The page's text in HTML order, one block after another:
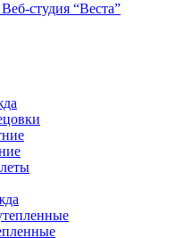
студия “Веста”